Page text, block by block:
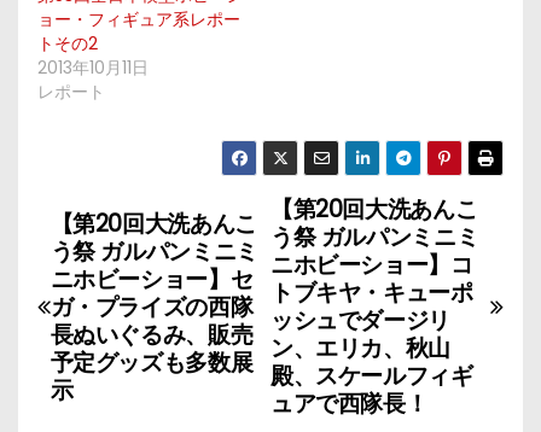
ョー・フィギュア系レポー
トその2
2013年10月11日
レポート
投
稿
ナ
ビ
【第20回大洗あんこ
う祭 ガルパンミニミ
ニホビーショー】コ
トブキヤ・キューポ
ッシュでダージリ
ン、エリカ、秋山
殿、スケールフィギ
ュアで西隊長！
【第20回大洗あんこ
う祭 ガルパンミニミ
ニホビーショー】セ
ガ・プライズの西隊
長ぬいぐるみ、販売
予定グッズも多数展
示